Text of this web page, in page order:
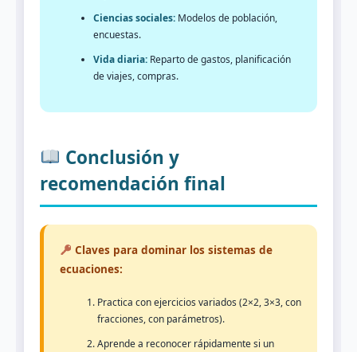
Ciencias sociales: Modelos de población,
encuestas.
Vida diaria: Reparto de gastos, planificación
de viajes, compras.
Conclusión y
recomendación final
Claves para dominar los sistemas de
ecuaciones:
Practica con ejercicios variados (2×2, 3×3, con
fracciones, con parámetros).
Aprende a reconocer rápidamente si un